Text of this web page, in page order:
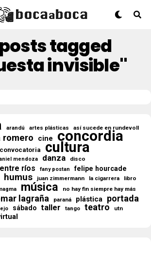
tagged
invisible"
arandú artes plásticas así sucede en rundevoll
romero cine concordia
convocatoria cultura
mendoza danza disco
entre ríos fany postan felipe hourcade
humus juan zimmermann la cigarrera libro
música no hay fin siempre hay más
lagraña paraná plástica portada
sábado taller tango teatro utn